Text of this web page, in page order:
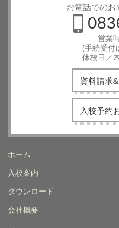
お電話でのお
営業
(手続受付
休校日／
資料請求
入校予約
ホーム
入校案内
ダウンロード
会社概要